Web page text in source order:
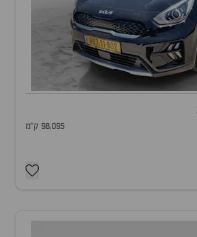
98,095 ק"מ